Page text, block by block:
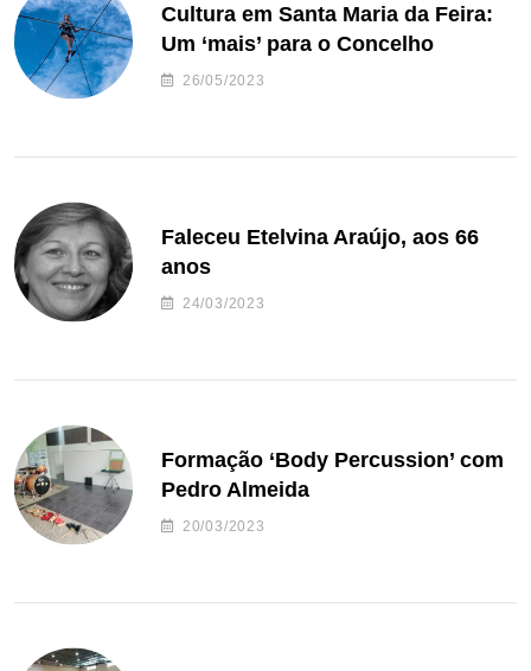
Cultura em Santa Maria da Feira:
Um ‘mais’ para o Concelho
26/05/2023
Faleceu Etelvina Araújo, aos 66
anos
24/03/2023
Formação ‘Body Percussion’ com
Pedro Almeida
20/03/2023